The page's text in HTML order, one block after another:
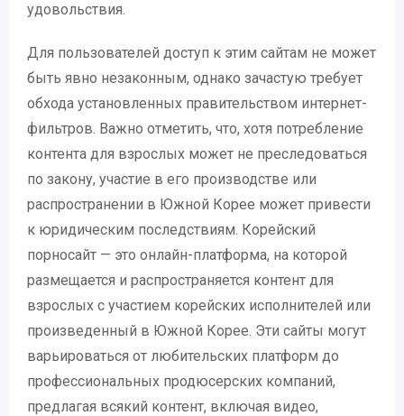
удовольствия.
Для пользователей доступ к этим сайтам не может
быть явно незаконным, однако зачастую требует
обхода установленных правительством интернет-
фильтров. Важно отметить, что, хотя потребление
контента для взрослых может не преследоваться
по закону, участие в его производстве или
распространении в Южной Корее может привести
к юридическим последствиям. Корейский
порносайт — это онлайн-платформа, на которой
размещается и распространяется контент для
взрослых с участием корейских исполнителей или
произведенный в Южной Корее. Эти сайты могут
варьироваться от любительских платформ до
профессиональных продюсерских компаний,
предлагая всякий контент, включая видео,